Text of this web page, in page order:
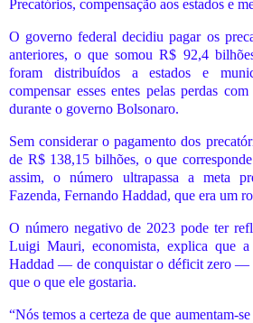
Precatórios, compensação aos estados e
O governo federal decidiu pagar os
anteriores, o que somou R$ 92,4
foram distribuídos a estados e
compensar esses entes pelas perdas
durante o governo Bolsonaro.
Sem considerar o pagamento dos
de R$ 138,15 bilhões, o que
assim, o número ultrapassa a meta
Fazenda, Fernando Haddad, que era um
O número negativo de 2023 pode ter
Luigi Mauri, economista, explica que
Haddad — de conquistar o déficit zero —
que o que ele gostaria.
“Nós temos a certeza de que aumentam-